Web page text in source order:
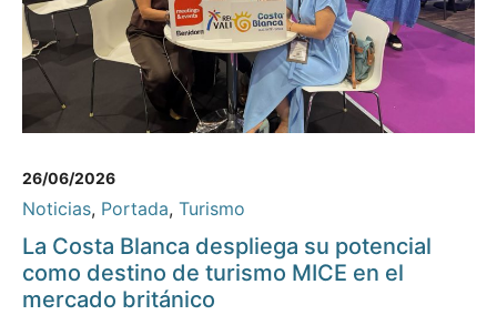
26/06/2026
Noticias, Portada, Turismo
La Costa Blanca despliega su potencial
como destino de turismo MICE en el
mercado británico